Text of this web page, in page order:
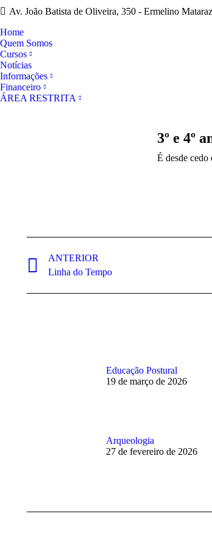
Av. João Batista de Oliveira, 350 - Ermelino
Home
Quem Somos
Cursos
Notícias
Informações
Financeiro
ÁREA RESTRITA
3º e 4º
É desde cedo
de
post:
ANTERIOR
Post
Linha do Tempo
Educação Postural
19 de março de 2026
Arqueologia
27 de fevereiro de 2026